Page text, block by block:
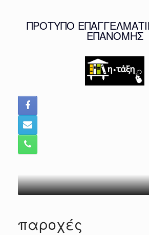
ΠΡΟΤΥΠΟ
ΕΠΑΝΟΜΗΣ
παροχές